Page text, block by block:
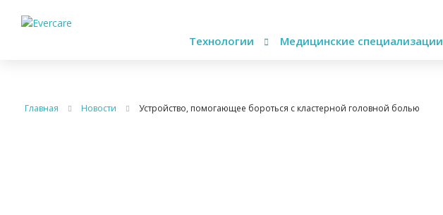
Технологии Медицинские специализации
Главная Новости Устройство, помогающее бороться с кластерной головной болью